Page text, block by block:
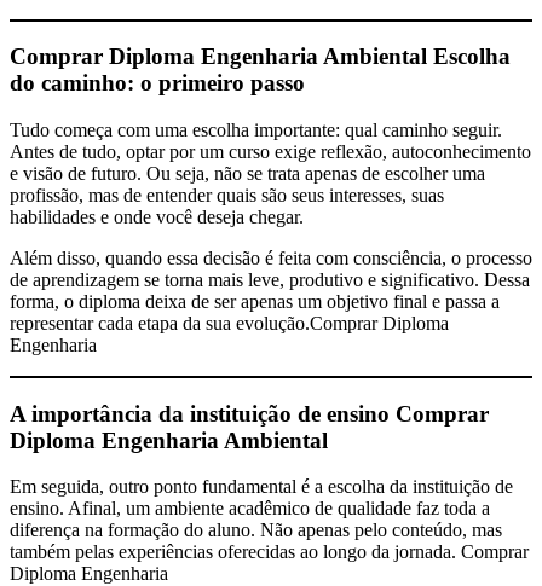
Comprar Diploma Engenharia Ambiental Escolha
do caminho: o primeiro passo
Tudo começa com uma escolha importante: qual caminho seguir.
Antes de tudo, optar por um curso exige reflexão, autoconhecimento
e visão de futuro. Ou seja, não se trata apenas de escolher uma
profissão, mas de entender quais são seus interesses, suas
habilidades e onde você deseja chegar.
Além disso, quando essa decisão é feita com consciência, o processo
de aprendizagem se torna mais leve, produtivo e significativo. Dessa
forma, o diploma deixa de ser apenas um objetivo final e passa a
representar cada etapa da sua evolução.Comprar Diploma
Engenharia
A importância da instituição de ensino Comprar
Diploma Engenharia Ambiental
Em seguida, outro ponto fundamental é a escolha da instituição de
ensino. Afinal, um ambiente acadêmico de qualidade faz toda a
diferença na formação do aluno. Não apenas pelo conteúdo, mas
também pelas experiências oferecidas ao longo da jornada. Comprar
Diploma Engenharia